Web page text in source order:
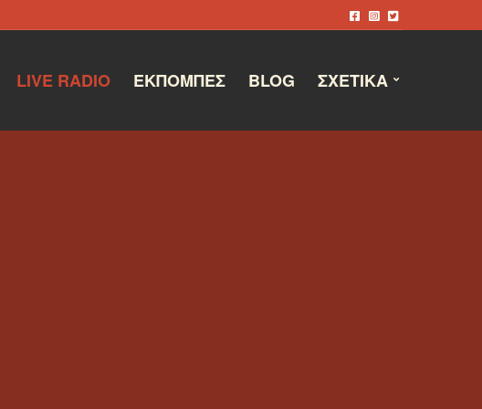
LIVE RADIO ΕΚΠΟΜΠΈΣ BLOG ΣΧΕΤΙΚΆ